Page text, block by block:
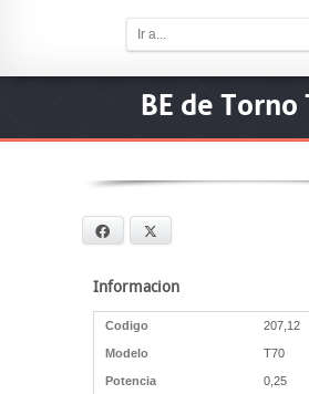
BE de Torno
Facebook
Informacion
Codigo 207,12
Modelo T70
Potencia 0,25